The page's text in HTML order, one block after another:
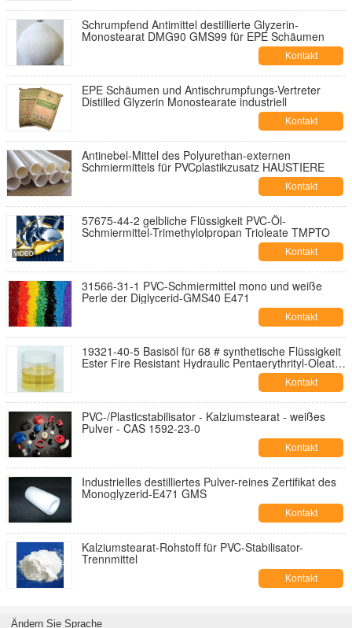
Schrumpfend Antimittel destillierte Glyzerin-
Monostearat DMG90 GMS99 für EPE Schäumen
Kontakt
EPE Schäumen und Antischrumpfungs-Vertreter
Distilled Glyzerin Monostearate industriell
Kontakt
Antinebel-Mittel des Polyurethan-externen
Schmiermittels für PVCplastikzusatz HAUSTIERE
Kontakt
57675-44-2 gelbliche Flüssigkeit PVC-Öl-
Schmiermittel-Trimethylolpropan Trioleate TMPTO
Kontakt
31566-31-1 PVC-Schmiermittel mono und weiße
Perle der Diglycerid-GMS40 E471
Kontakt
19321-40-5 Basisöl für 68 # synthetische Flüssigkeit
Ester Fire Resistant Hydraulic Pentaerythrityl-Oleat-
Kontakt
PVC-/Plasticstabilisator - Kalziumstearat - weißes
Pulver - CAS 1592-23-0
Kontakt
Industrielles destilliertes Pulver-reines Zertifikat des
Monoglyzerid-E471 GMS
Kontakt
Kalziumstearat-Rohstoff für PVC-Stabilisator-
Trennmittel
Kontakt
Ändern Sie Sprache